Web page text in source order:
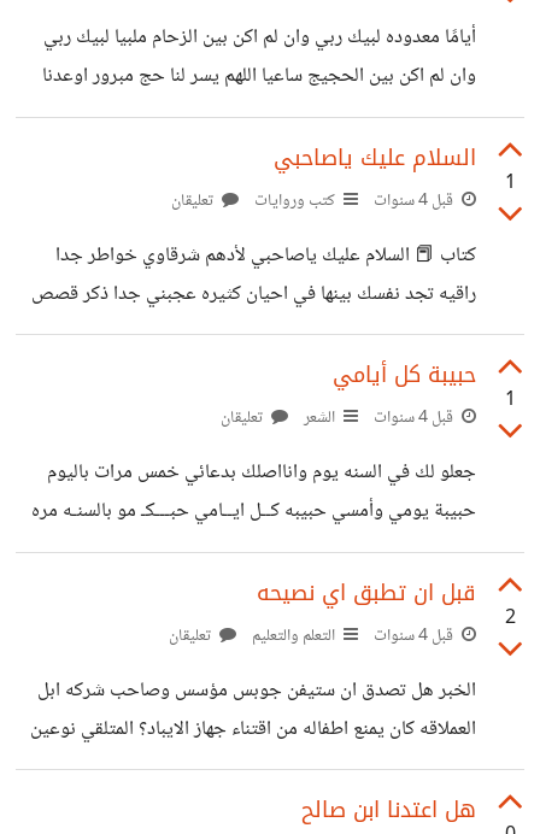
حرصنا لتقديم المفيد لبعضنا البعض . وبين كل تطبيق وتطبيق
وكميه معلومات وافكار نبغي نطبقها وبيجري علينا اليوم وبنكون
هلكانين ويستمر الحال بالنسبه
أيامًا معدوده لبيك ربي وان لم اكن بين الزحام ملبيا لبيك ربي
وان لم اكن بين الحجيج ساعيا اللهم يسر لنا حج مبرور اوعدنا
ياالله العشر من ذي الحجه وكيف نستغلها بالتقرب الى الله _صيام
عشر ذي الحجه وصيام يوم عرفه _كثرة الذكر سبق المفردون قال
رسول الله صلى الله عليه وسلم (سبق المفردون قيل يارسول الله
وكثره الدعاء _التكبير ومنه المطلق من بدايه عشر ذي الحجة الى
نهايه ايام التشريق والتكبير
1
السلام عليك ياصاحبي
قبل 4 سنوات كتب وروايات تعليقان
كتاب 📕 السلام عليك ياصاحبي لأدهم شرقاوي خواطر جدا
راقيه تجد نفسك بينها في احيان كثيره عجبني جدا ذكر قصص
الانبياء والصحابه بالمختصر في اطار الخاطره ،وكأنه يأخذ بيد
القاري لإسقاط بعض المواقف بحس فيه عبره وفائده وتعزيه في
بعض السطور احترت ايش ممكن اقتبس منه وددت لو اضعه كله
تكرم عليه بالهدايه وما ابتعد احد عن الله مستغنيا بنفسه لكن الله
استغنى عنه اولا -واني اعيذك بالله ان
1
حبيبة كل أيامي
قبل 4 سنوات الشعر تعليقان
جعلو لك في السنه يوم وانااصلك بدعائي خمس مرات باليوم
حبيبة يومي وأمسي حبيبه كــل ايــامي حبـــكـ مو بالسنـه مره
حبيبة كـل أيـامــي حبيبتي أمـــي https://suar.me/KQzdd
2
قبل ان تطبق اي نصيحه
قبل 4 سنوات التعلم والتعليم تعليقان
الخبر هل تصدق ان ستيفن جوبس مؤسس وصاحب شركه ابل
العملاقه كان يمنع اطفاله من اقتناء جهاز الايباد؟ المتلقي نوعين
يطبق ويمنع ويسحب فورا من اطفاله الاجهزه الاخر لايكتثر
هل اعتدنا ابن صالح